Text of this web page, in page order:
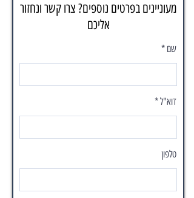
מעוניינים בפרטים נוספים? צרו קשר ונחזור
אליכם
שם
דוא"ל
טלפון